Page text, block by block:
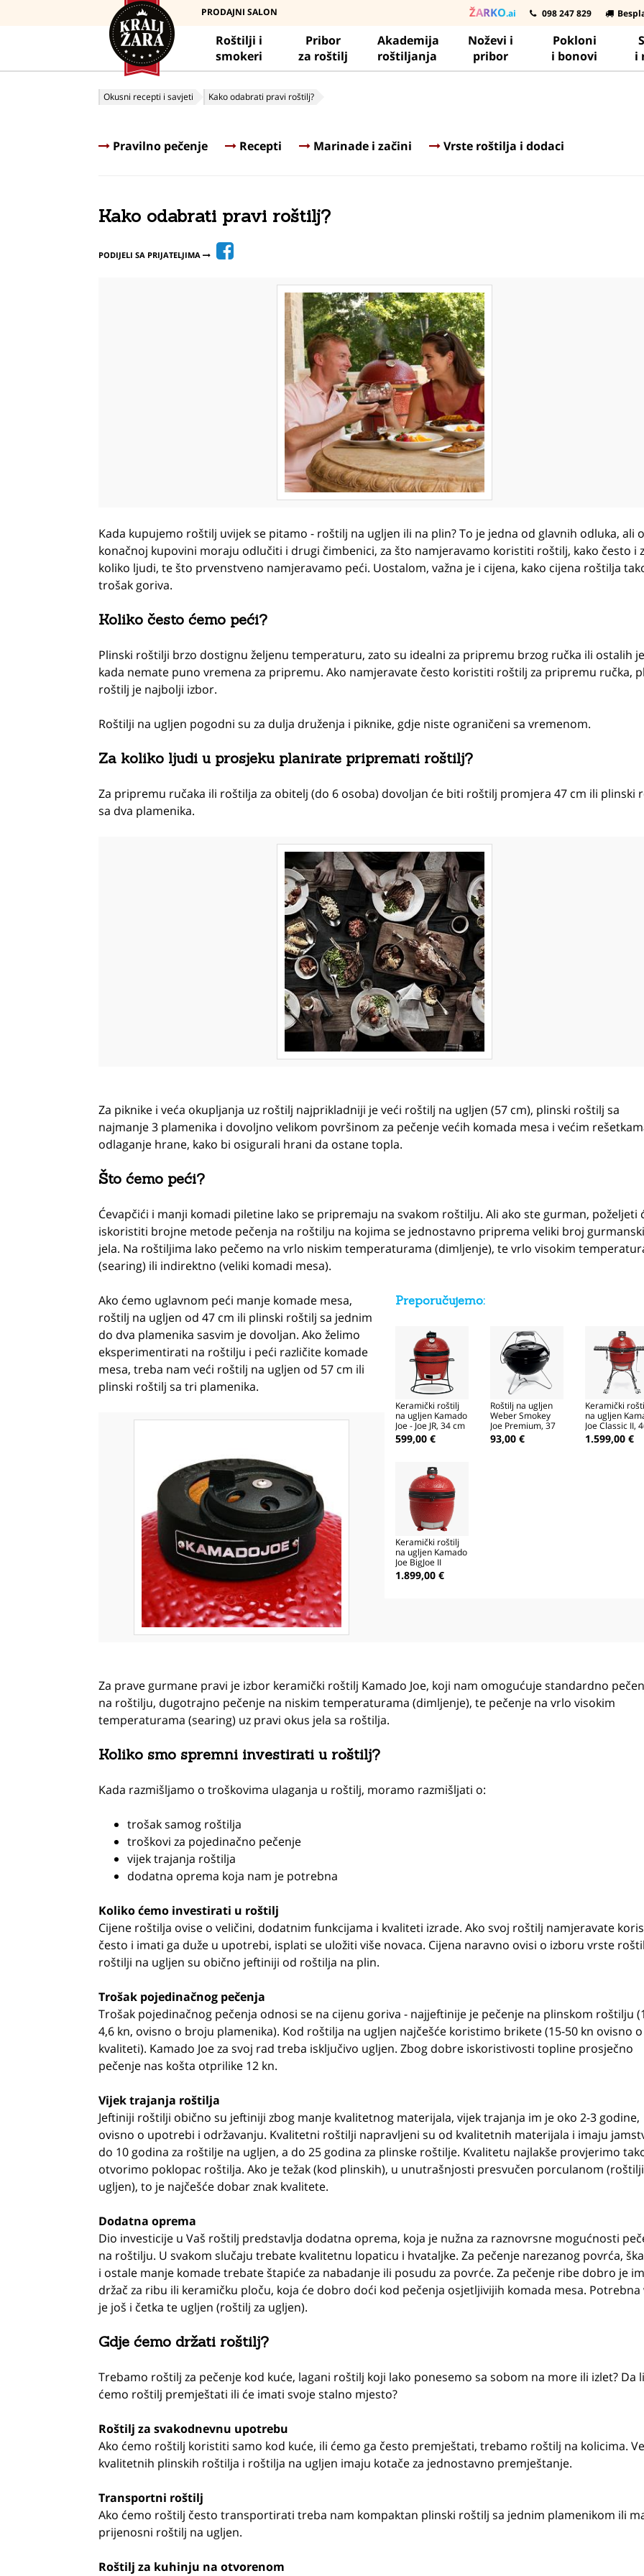
PRODAJNI SALON ŽARKO.ai 098 247 829
Roštilji i
smokeri
Pribor
za roštilj
Akademija
roštiljanja
Noževi i
pribor
Pokloni
i bonovi
i
Okusni recepti i savjeti Kako odabrati pravi roštilj?
Pravilno pečenje Recepti Marinade i začini Vrste roštilja i dodaci
Kako odabrati pravi roštilj?
PODIJELI SA PRIJATELJIMA
Kada kupujemo roštilj uvijek se pitamo - roštilj na ugljen ili na plin? To je jedna od glavnih odluka, ali o
konačnoj kupovini moraju odlučiti i drugi čimbenici, za što namjeravamo koristiti roštilj, kako često i
koliko ljudi, te što prvenstveno namjeravamo peći. Uostalom, važna je i cijena, kako cijena roštilja
trošak goriva.
Koliko često ćemo peći?
Plinski roštilji brzo dostignu željenu temperaturu, zato su idealni za pripremu brzog ručka ili ostalih
kada nemate puno vremena za pripremu. Ako namjeravate često koristiti roštilj za pripremu ručka,
roštilj je najbolji izbor.
Roštilji na ugljen pogodni su za dulja druženja i piknike, gdje niste ograničeni sa vremenom.
Za koliko ljudi u prosjeku planirate pripremati roštilj?
Za pripremu ručaka ili roštilja za obitelj (do 6 osoba) dovoljan će biti roštilj promjera 47 cm ili plinski
sa dva plamenika.
Za piknike i veća okupljanja uz roštilj najprikladniji je veći roštilj na ugljen (57 cm), plinski roštilj sa
najmanje 3 plamenika i dovoljno velikom površinom za pečenje većih komada mesa i većim
odlaganje hrane, kako bi osigurali hrani da ostane topla.
Što ćemo peći?
Ćevapčići i manji komadi piletine lako se pripremaju na svakom roštilju. Ali ako ste gurman, poželjeti
iskoristiti brojne metode pečenja na roštilju na kojima se jednostavno priprema veliki broj
jela. Na roštiljima lako pečemo na vrlo niskim temperaturama (dimljenje), te vrlo visokim
(searing) ili indirektno (veliki komadi mesa).
Preporučujemo:
Keramički roštilj
na ugljen Kamado
Joe - Joe JR, 34 cm
599,00 €
Roštilj na ugljen
Weber Smokey
Joe Premium, 37
cm, crni
93,00 €
Keramički
na ugljen
Joe Classic II,
cm s kolicima
1.599,00 €
Keramički roštilj
na ugljen Kamado
Joe BigJoe II
Stand-Alone, 61
cm
1.899,00 €
Ako ćemo uglavnom peći manje komade mesa,
roštilj na ugljen od 47 cm ili plinski roštilj sa jednim
do dva plamenika sasvim je dovoljan. Ako želimo
eksperimentirati na roštilju i peći različite komade
mesa, treba nam veći roštilj na ugljen od 57 cm ili
plinski roštilj sa tri plamenika.
Za prave gurmane pravi je izbor keramički roštilj Kamado Joe, koji nam omogućuje standardno
na roštilju, dugotrajno pečenje na niskim temperaturama (dimljenje), te pečenje na vrlo visokim
temperaturama (searing) uz pravi okus jela sa roštilja.
Koliko smo spremni investirati u roštilj?
Kada razmišljamo o troškovima ulaganja u roštilj, moramo razmišljati o:
trošak samog roštilja
troškovi za pojedinačno pečenje
vijek trajanja roštilja
dodatna oprema koja nam je potrebna
Koliko ćemo investirati u roštilj
Cijene roštilja ovise o veličini, dodatnim funkcijama i kvaliteti izrade. Ako svoj roštilj namjeravate
često i imati ga duže u upotrebi, isplati se uložiti više novaca. Cijena naravno ovisi o izboru vrste
roštilji na ugljen su obično jeftiniji od roštilja na plin.
Trošak pojedinačnog pečenja
Trošak pojedinačnog pečenja odnosi se na cijenu goriva - najjeftinije je pečenje na plinskom roštilju
4,6 kn, ovisno o broju plamenika). Kod roštilja na ugljen najčešće koristimo brikete (15-50 kn ovisno o
kvaliteti). Kamado Joe za svoj rad treba isključivo ugljen. Zbog dobre iskoristivosti topline prosječno
pečenje nas košta otprilike 12 kn.
Vijek trajanja roštilja
Jeftiniji roštilji obično su jeftiniji zbog manje kvalitetnog materijala, vijek trajanja im je oko 2-3 godine,
ovisno o upotrebi i održavanju. Kvalitetni roštilji napravljeni su od kvalitetnih materijala i imaju
do 10 godina za roštilje na ugljen, a do 25 godina za plinske roštilje. Kvalitetu najlakše provjerimo
otvorimo poklopac roštilja. Ako je težak (kod plinskih), u unutrašnjosti presvučen porculanom
ugljen), to je najčešće dobar znak kvalitete.
Dodatna oprema
Dio investicije u Vaš roštilj predstavlja dodatna oprema, koja je nužna za raznovrsne mogućnosti
na roštilju. U svakom slučaju trebate kvalitetnu lopaticu i hvataljke. Za pečenje narezanog povrća,
i ostale manje komade trebate štapiće za nabadanje ili posudu za povrće. Za pečenje ribe dobro je
držač za ribu ili keramičku ploču, koja će dobro doći kod pečenja osjetljivijih komada mesa. Potrebna
je još i četka te ugljen (roštilj za ugljen).
Gdje ćemo držati roštilj?
Trebamo roštilj za pečenje kod kuće, lagani roštilj koji lako ponesemo sa sobom na more ili izlet? Da li
ćemo roštilj premještati ili će imati svoje stalno mjesto?
Roštilj za svakodnevnu upotrebu
Ako ćemo roštilj koristiti samo kod kuće, ili ćemo ga često premještati, trebamo roštilj na kolicima.
kvalitetnih plinskih roštilja i roštilja na ugljen imaju kotače za jednostavno premještanje.
Transportni roštilj
Ako ćemo roštilj često transportirati treba nam kompaktan plinski roštilj sa jednim plamenikom ili
prijenosni roštilj na ugljen.
Roštilj za kuhinju na otvorenom